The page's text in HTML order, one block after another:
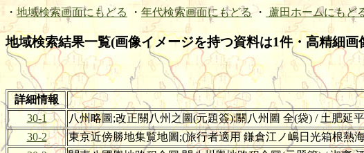
・ 地域検索画面にもどる ・ 年代検索画面にもどる・ 蘆田ホームにもど
地域検索結果一覧(画像イメージを持つ資料は1件・高精細
詳細情報
30-1
八州略圖;改正關八州之圖(元題簽);關八州圖 全(袋) / 土肥延
30-2
東京近傍勝地集覧地圖;(旅行者適用 鎌倉江ノ嶋日光箱根熱